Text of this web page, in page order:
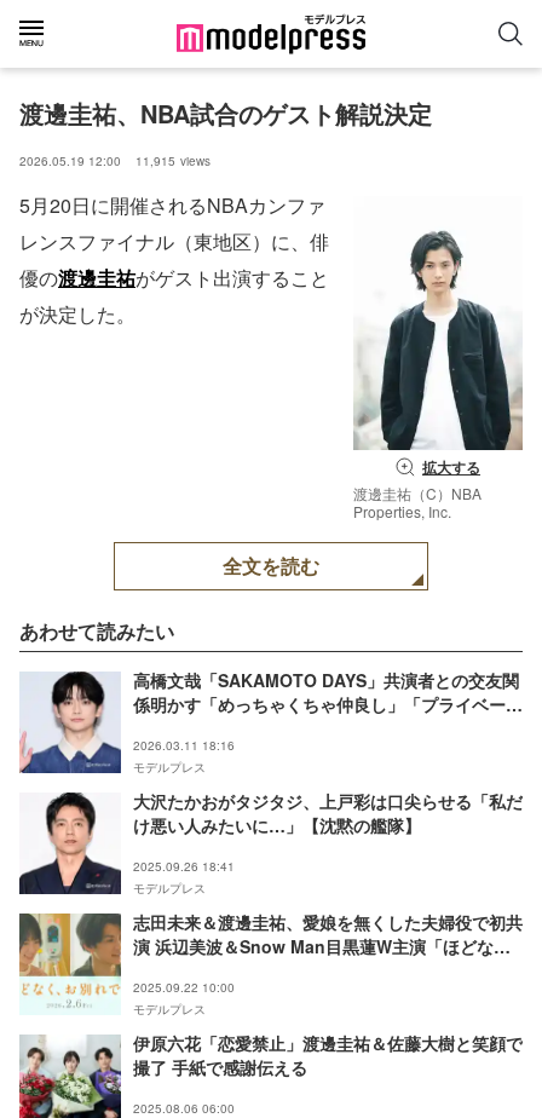
渡邊圭祐、NBA試合のゲスト解説決定
2026.05.19 12:00 11,915 views
拡大する
渡邊圭祐（C）NBA
Properties, Inc.
5月20日に開催されるNBAカンファ
レンスファイナル（東地区）に、俳
優の渡邊圭祐がゲスト出演すること
が決定した。
全文を読む
あわせて読みたい
高橋文哉「SAKAMOTO DAYS」共演者との交友関
係明かす「めっちゃくちゃ仲良し」「プライベート
2026.03.11 18:16
モデルプレス
大沢たかおがタジタジ、上戸彩は口尖らせる「私だ
け悪い人みたいに…」【沈黙の艦隊】
2025.09.26 18:41
モデルプレス
志田未来＆渡邊圭祐、愛娘を無くした夫婦役で初共
演 浜辺美波＆Snow Man目黒蓮W主演「ほどな
2025.09.22 10:00
モデルプレス
伊原六花「恋愛禁止」渡邊圭祐＆佐藤大樹と笑顔で
撮了 手紙で感謝伝える
2025.08.06 06:00